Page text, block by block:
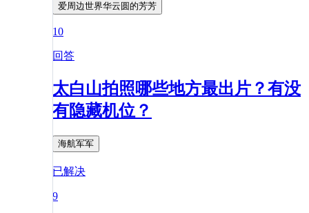
爱周边世界华云圆的芳芳
10
回答
太白山拍照哪些地方最出片？有没
有隐藏机位？
海航军军
已解决
9